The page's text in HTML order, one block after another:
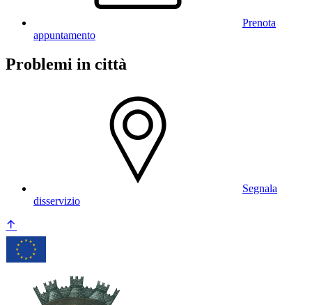
Prenota
appuntamento
Problemi in città
Segnala
disservizio